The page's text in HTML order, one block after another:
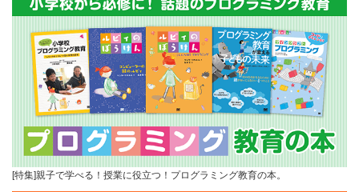
[特集]親子で学べる！授業に役立つ！プログラミング教育の本。